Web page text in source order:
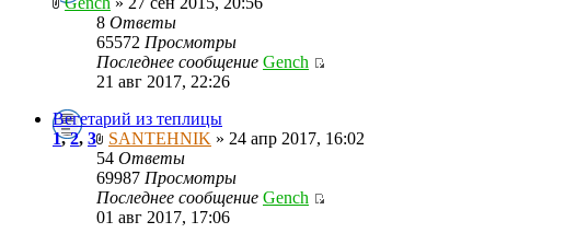
8 Ответы
65572 Просмотры
Последнее сообщение Gench
21 авг 2017, 22:26
Вегетарий из теплицы
1,2, 3 SANTEHNIK » 24 апр 2017, 16:02
54 Ответы
69987 Просмотры
Последнее сообщение Gench
01 авг 2017, 17:06